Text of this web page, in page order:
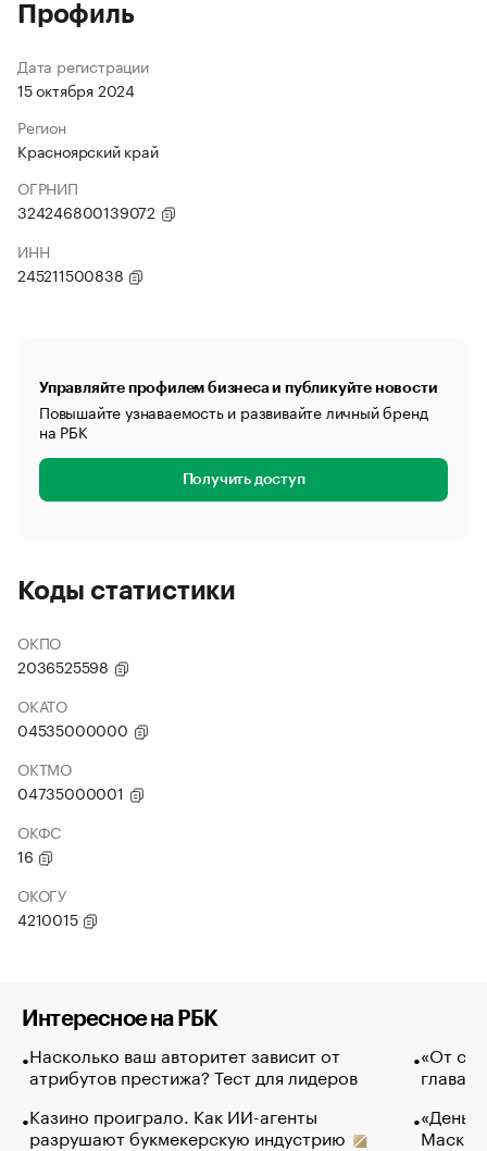
Профиль
Дата регистрации
15 октября 2024
Регион
Красноярский край
ОГРНИП
324246800139072
ИНН
245211500838
Управляйте профилем бизнеса и публикуйте новости
Повышайте узнаваемость и развивайте личный бренд
на РБК
Получить доступ
Коды статистики
ОКПО
2036525598
ОКАТО
04535000000
ОКТМО
04735000001
ОКФС
16
ОКОГУ
4210015
Интересное на РБК
Насколько ваш авторитет зависит от
атрибутов престижа? Тест для лидеров
Казино проиграло. Как ИИ-агенты
разрушают букмекерскую индустрию
«От
глава
Маск в